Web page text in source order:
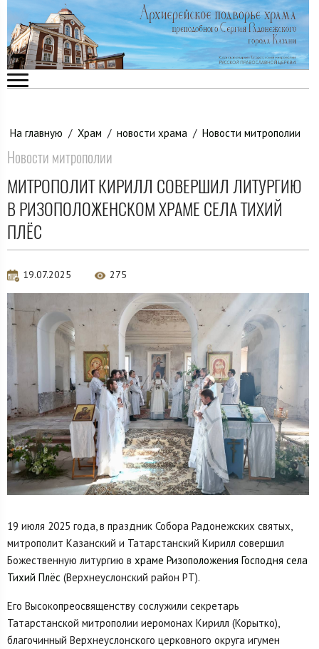
На главную / Храм / новости храма / Новости митрополии
Новости митрополии
МИТРОПОЛИТ КИРИЛЛ СОВЕРШИЛ ЛИТУРГИЮ
В РИЗОПОЛОЖЕНСКОМ ХРАМЕ СЕЛА ТИХИЙ
ПЛЁС
19.07.2025 275
19 июля 2025 года, в праздник Собора Радонежских святых,
митрополит Казанский и Татарстанский Кирилл совершил
Божественную литургию в храме Ризоположения Господня села
Тихий Плёс (Верхнеуслонский район РТ).
Его Высокопреосвященству сослужили секретарь
Татарстанской митрополии иеромонах Кирилл (Корытко),
благочинный Верхнеуслонского церковного округа игумен